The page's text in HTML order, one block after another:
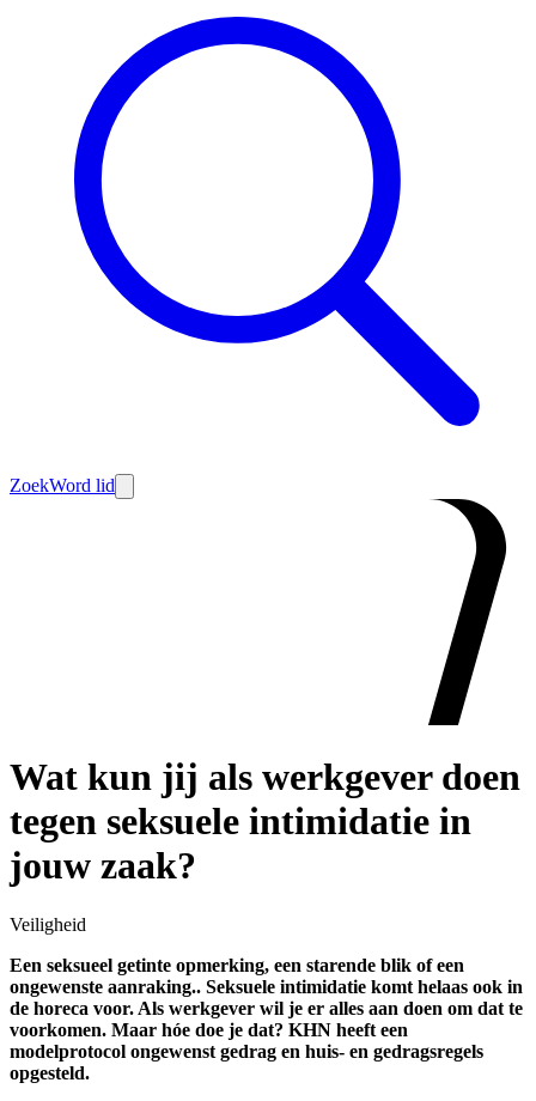
ZoekWord lid
Wat kun jij als werkgever doen
tegen seksuele intimidatie in
jouw zaak?
Veiligheid
Een seksueel getinte opmerking, een starende blik of een
ongewenste aanraking.. Seksuele intimidatie komt helaas ook in
de horeca voor. Als werkgever wil je er alles aan doen om dat te
voorkomen. Maar hóe doe je dat? KHN heeft een
modelprotocol ongewenst gedrag en huis- en gedragsregels
opgesteld.